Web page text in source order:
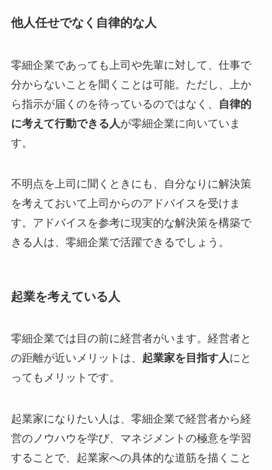
他人任せでなく自律的な人
零細企業であっても上司や先輩に対して、仕事で
分からないことを聞くことは可能。ただし、上か
ら指示が届くのを待っているのではなく、
自律的
に考えて行動できる人 が零細企業に向いていま
す。
不明点を上司に聞くときにも、自分なりに解決策
を考えておいて上司からのアドバイスを受けま
す。アドバイスを参考に現実的な解決策を構築で
きる人は、零細企業で活躍できるでしょう。
起業を考えている人
零細企業では目の前に経営者がいます。経営者と
の距離が近いメリットは、 起業家を目指す人 にと
ってもメリットです。
起業家になりたい人は、零細企業で経営者から経
営のノウハウを学び、マネジメントの極意を学習
することで、起業家への具体的な道筋を描くこと